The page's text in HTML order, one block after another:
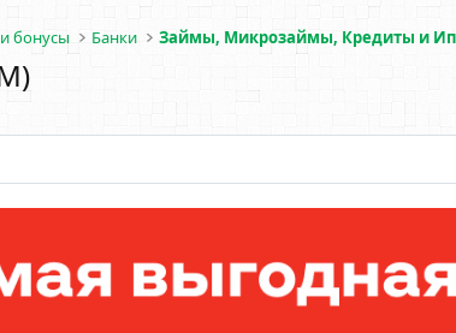
бонусы Банки Займы, Микрозаймы, Кредиты и